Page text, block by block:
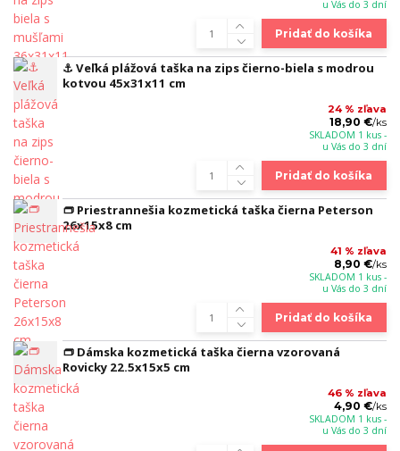
u Vás do 3 dní
Pridať do košíka
⚓ Veľká plážová taška na zips čierno-biela s modrou
kotvou 45x31x11 cm
24 % zľava
18,90 €/ks
SKLADOM 1 kus -
u Vás do 3 dní
Pridať do košíka
👝 Priestrannešia kozmetická taška čierna Peterson
26x15x8 cm
41 % zľava
8,90 €/ks
SKLADOM 1 kus -
u Vás do 3 dní
Pridať do košíka
👝 Dámska kozmetická taška čierna vzorovaná
Rovicky 22.5x15x5 cm
46 % zľava
4,90 €/ks
SKLADOM 1 kus -
u Vás do 3 dní